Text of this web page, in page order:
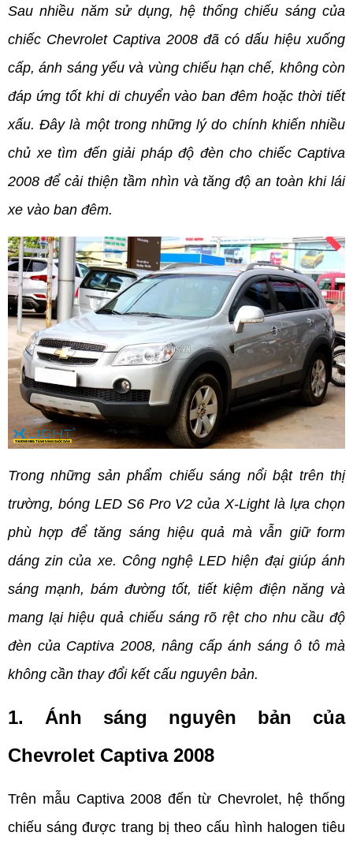
Sau nhiều năm sử dụng, hệ thống chiếu sáng của
chiếc Chevrolet Captiva 2008 đã có dấu hiệu xuống
cấp, ánh sáng yếu và vùng chiếu hạn chế, không còn
đáp ứng tốt khi di chuyển vào ban đêm hoặc thời tiết
xấu. Đây là một trong những lý do chính khiến nhiều
chủ xe tìm đến giải pháp độ đèn cho chiếc Captiva
2008 để cải thiện tầm nhìn và tăng độ an toàn khi lái
xe vào ban đêm.
Trong những sản phẩm chiếu sáng nổi bật trên thị
trường, bóng LED S6 Pro V2 của X-Light là lựa chọn
phù hợp để tăng sáng hiệu quả mà vẫn giữ form
dáng zin của xe. Công nghệ LED hiện đại giúp ánh
sáng mạnh, bám đường tốt, tiết kiệm điện năng và
mang lại hiệu quả chiếu sáng rõ rệt cho nhu cầu độ
đèn của Captiva 2008, nâng cấp ánh sáng ô tô mà
không cần thay đổi kết cấu nguyên bản.
1. Ánh sáng nguyên bản của
Chevrolet Captiva 2008
Trên mẫu Captiva 2008 đến từ Chevrolet, hệ thống
chiếu sáng được trang bị theo cấu hình halogen tiêu